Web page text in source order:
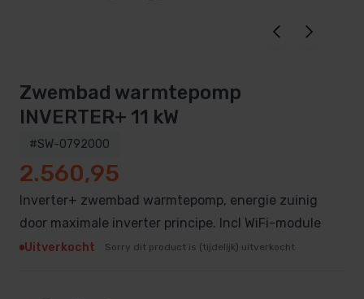
Zwembad warmtepomp
INVERTER+ 11 kW
#SW-0792000
2.560,95
Inverter+ zwembad warmtepomp, energie zuinig
door maximale inverter principe. Incl WiFi-module
Uitverkocht Sorry dit product is (tijdelijk) uitverkocht